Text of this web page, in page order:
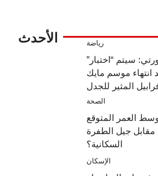
الأحدث رياضة
سيتم “اختبار”
انتهاء موسم مايك
المثير للجدل
الصحة
​​العمر المتوقع
مقابل جيل الطفرة
السكانية؟
الإسكان